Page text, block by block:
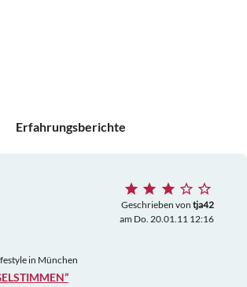
Erfahrungsberichte
Geschrieben von tja42
am Do. 20.01.11 12:16
in München